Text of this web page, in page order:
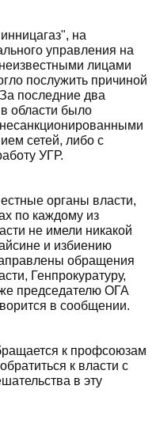
на
управления на
лицами
послужить причиной
последние два
области было
сетей, либо с
УГР.
органы власти,
по каждому из
не имели никакой
и избиению
обращения
Генпрокуратуру,
председателю ОГА
в сообщении.
к профсоюзам
к власти с
в эту